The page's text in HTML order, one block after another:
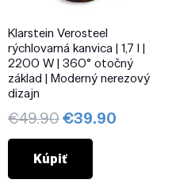
Klarstein Verosteel
rýchlovarná kanvica | 1,7 l |
2200 W | 360° otočný
základ | Moderný nerezový
dizajn
€49.90Pôvodná
cena
bola:
€49.90.
€39.90
Kúpiť